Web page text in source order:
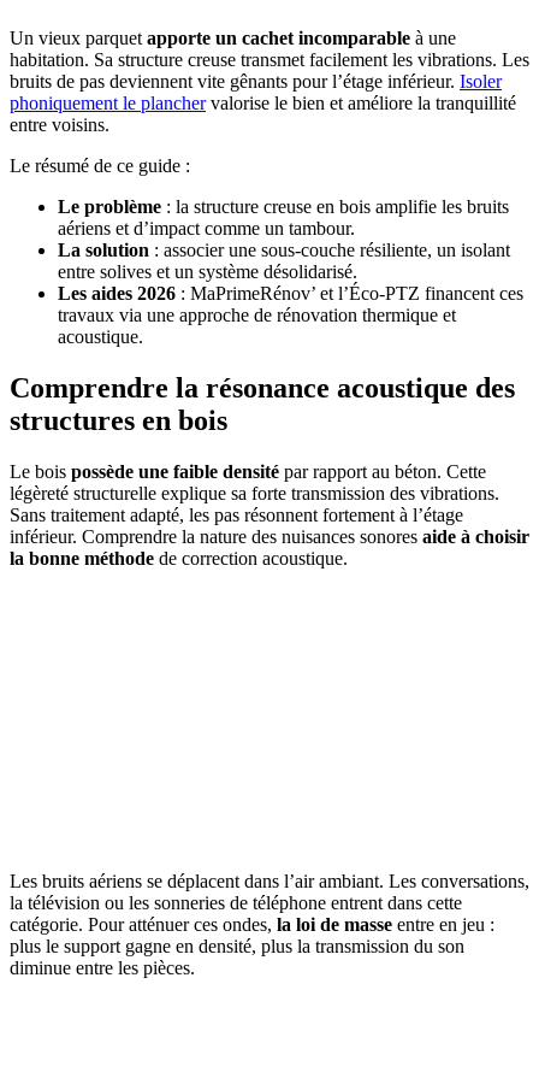
Un vieux parquet apporte un cachet incomparable à une
habitation. Sa structure creuse transmet facilement les vibrations. Les
bruits de pas deviennent vite gênants pour l’étage inférieur. Isoler
phoniquement le planchervalorise le bien et améliore la tranquillité
entre voisins.
Le résumé de ce guide :
Le problème : la structure creuse en bois amplifie les bruits
aériens et d’impact comme un tambour.
La solution : associer une sous-couche résiliente, un isolant
entre solives et un système désolidarisé.
Les aides 2026 : MaPrimeRénov’ et l’Éco-PTZ financent ces
travaux via une approche de rénovation thermique et
acoustique.
Comprendre la résonance acoustique des
structures en bois
Le bois possède une faible densité par rapport au béton. Cette
légèreté structurelle explique sa forte transmission des vibrations.
Sans traitement adapté, les pas résonnent fortement à l’étage
inférieur. Comprendre la nature des nuisances sonores aide à choisir
la bonne méthode de correction acoustique.
Les bruits aériens se déplacent dans l’air ambiant. Les conversations,
la télévision ou les sonneries de téléphone entrent dans cette
catégorie. Pour atténuer ces ondes, la loi de masse entre en jeu :
plus le support gagne en densité, plus la transmission du son
diminue entre les pièces.